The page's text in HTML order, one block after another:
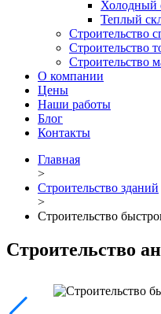
Холодный
Теплый
Строительство
Строительство
Строительство
О компании
Цены
Наши работы
Блог
Контакты
Главная
>
Строительство зданий
>
Строительство
Строительство